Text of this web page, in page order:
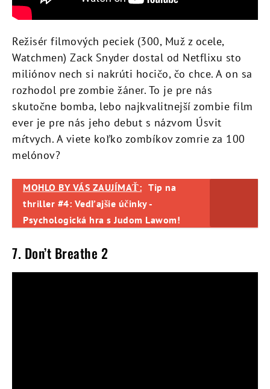
Režisér filmových peciek (300, Muž z ocele,
Watchmen) Zack Snyder dostal od Netflixu sto
miliónov nech si nakrúti hocičo, čo chce. A on sa
rozhodol pre zombie žáner. To je pre nás
skutočne bomba, lebo najkvalitnejší zombie film
ever je pre nás jeho debut s názvom Úsvit
mŕtvych. A viete koľko zombíkov zomrie za 100
melónov?
MOHLO BY VÁS ZAUJÍMAŤ: Tip na
thriller #4: Vedľajšie účinky -
Psychologická hra s Judom Lawom!
7. Don’t Breathe 2